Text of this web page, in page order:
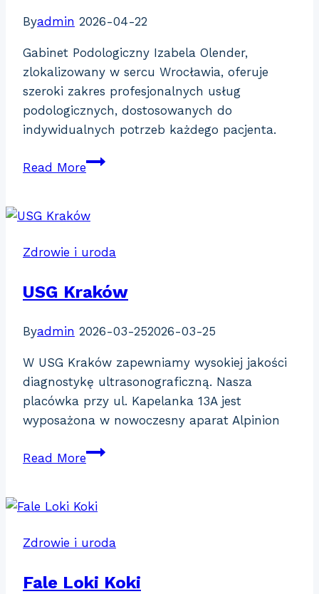
Byadmin 2026-04-22
Gabinet Podologiczny Izabela Olender,
zlokalizowany w sercu Wrocławia, oferuje
szeroki zakres profesjonalnych usług
podologicznych, dostosowanych do
indywidualnych potrzeb każdego pacjenta.
Read MorePodolog
|
Zdrowie i uroda
USG Kraków
Byadmin 2026-03-252026-03-25
W USG Kraków zapewniamy wysokiej jakości
diagnostykę ultrasonograficzną. Nasza
placówka przy ul. Kapelanka 13A jest
wyposażona w nowoczesny aparat Alpinion
Read MoreUSG
Zdrowie i uroda
Fale Loki Koki